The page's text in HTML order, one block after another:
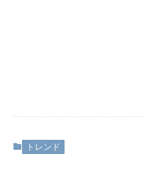
トレンド